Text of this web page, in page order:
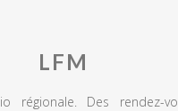
LFM
régionale. Des rendez-